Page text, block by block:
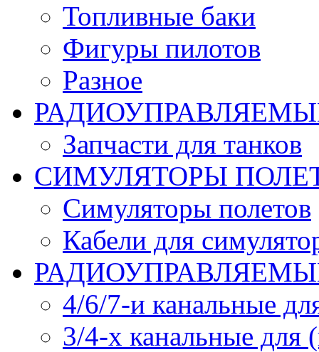
Топливные баки
Фигуры пилотов
Разное
Запчасти для танков
СИМУЛЯТОРЫ
Симуляторы полетов
Кабели для
4/6/7-и канальные
3/4-х канальные